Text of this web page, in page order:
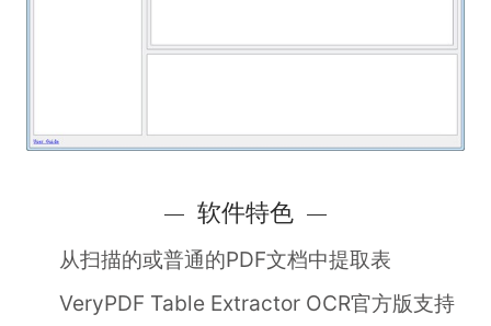
软件特色
从扫描的或普通的PDF文档中提取表
VeryPDF Table Extractor OCR官方版支持